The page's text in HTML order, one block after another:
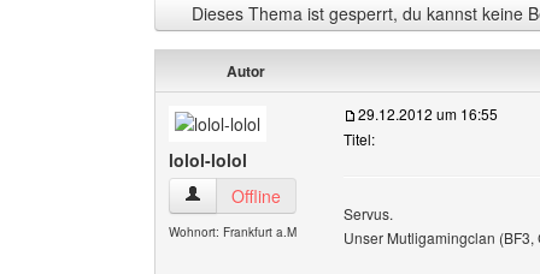
Dieses Thema ist gesperrt, du kannst keine
Autor
lolol-lolol
lolol-lolol Benutzer-Profile anzeigen
Offline
Wohnort: Frankfurt a.M
29.12.2012 um 16:55
Titel:
Servus.
Unser Mutligamingclan